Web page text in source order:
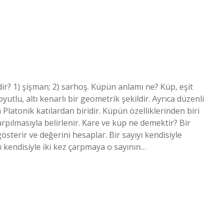
1) şişman; 2) sarhoş. Küpün anlamı ne? Küp, eşit
altı kenarlı bir geometrik şekildir. Ayrıca düzenli
Platonik katılardan biridir. Küpün özelliklerinden biri
belirlenir. Kare ve küp ne demektir? Bir
ve değerini hesaplar. Bir sayıyı kendisiyle
iki kez çarpmaya o sayının…